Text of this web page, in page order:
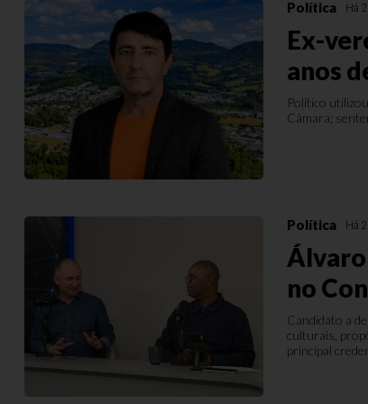
Política Há
Ex-
anos
Político
Câmara;
Política Há
no
Candidato a
culturais,
principal